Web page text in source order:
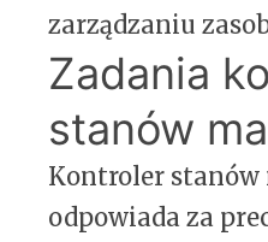
zarządzaniu
Zadania
stanów
Kontroler
odpowiada za